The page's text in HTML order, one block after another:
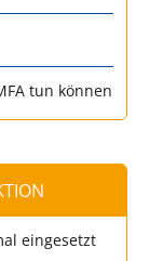
tun können
eingesetzt